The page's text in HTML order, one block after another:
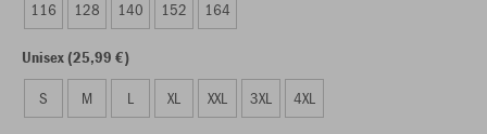
116 128 140 152 164
Unisex (25,99 €)
S M L XL XXL 3XL 4XL